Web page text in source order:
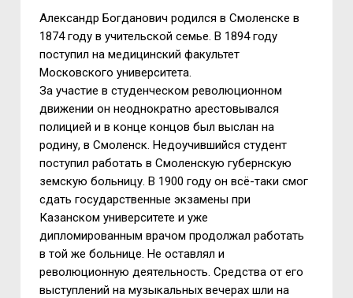
Александр Богданович родился в Смоленске в
1874 году в учительской семье. В 1894 году
поступил на медицинский факультет
Московского университета.
За участие в студенческом революционном
движении он неоднократно арестовывался
полицией и в конце концов был выслан на
родину, в Смоленск. Недоучившийся студент
поступил работать в Смоленскую губернскую
земскую больницу. В 1900 году он всё-таки смог
сдать государственные экзамены при
Казанском университете и уже
дипломированным врачом продолжал работать
в той же больнице. Не оставлял и
революционную деятельность. Средства от его
выступлений на музыкальных вечерах шли на